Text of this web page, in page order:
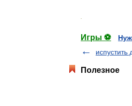
Игры ⚽
испустить
Полезное